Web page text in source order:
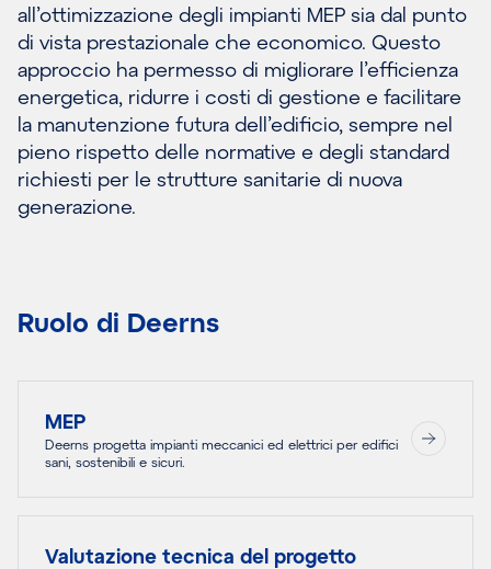
all’ottimizzazione degli impianti MEP sia dal punto
di vista prestazionale che economico. Questo
approccio ha permesso di migliorare l’efficienza
energetica, ridurre i costi di gestione e facilitare
la manutenzione futura dell’edificio, sempre nel
pieno rispetto delle normative e degli standard
richiesti per le strutture sanitarie di nuova
generazione.
Ruolo di Deerns
MEP
Deerns progetta impianti meccanici ed elettrici per edifici
sani, sostenibili e sicuri.
Valutazione tecnica del progetto